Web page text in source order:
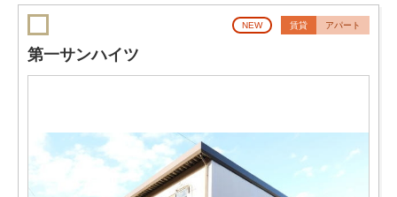
NEW 賃貸 アパート
第一サンハイツ